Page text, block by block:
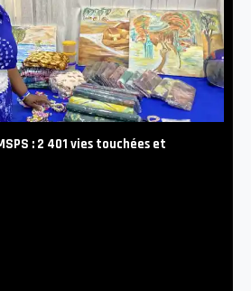
: 2 401 vies touchées et